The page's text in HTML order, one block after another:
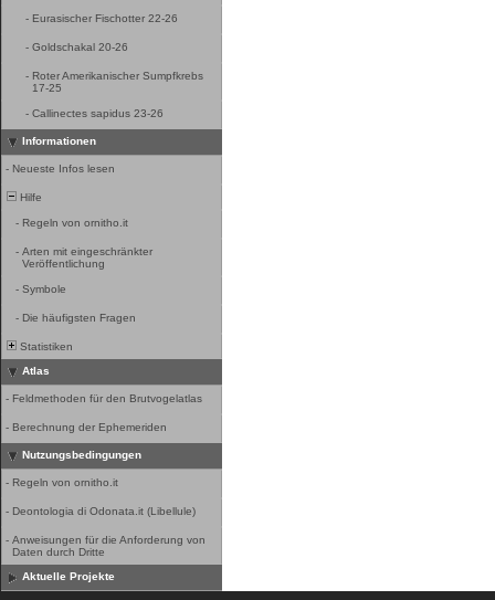
- Eurasischer Fischotter 22-26
- Goldschakal 20-26
- Roter Amerikanischer Sumpfkrebs
17-25
- Callinectes sapidus 23-26
Informationen
- Neueste Infos lesen
Hilfe
- Regeln von ornitho.it
- Arten mit eingeschränkter
Veröffentlichung
- Symbole
- Die häufigsten Fragen
Statistiken
Atlas
- Feldmethoden für den Brutvogelatlas
- Berechnung der Ephemeriden
Nutzungsbedingungen
- Regeln von ornitho.it
- Deontologia di Odonata.it (Libellule)
- Anweisungen für die Anforderung von
Daten durch Dritte
Aktuelle Projekte